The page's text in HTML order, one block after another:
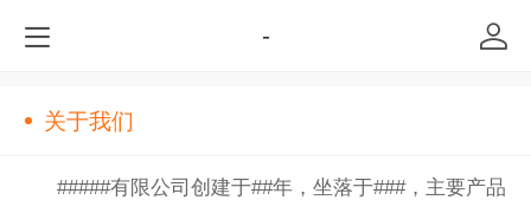
-
关于我们
#####有限公司创建于##年，坐落于###，主要产品